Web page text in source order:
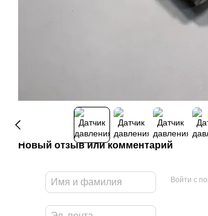
Новый отзыв или комментарий
Войти с